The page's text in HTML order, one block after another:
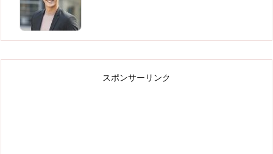
スポンサーリンク